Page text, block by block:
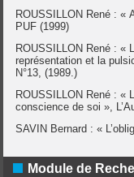
ROUSSILLON René : «
PUF (1999)
ROUSSILLON René : «
représentation et la
N°13, (1989.)
ROUSSILLON René : «
conscience de soi »,
SAVIN Bernard : «
Module de